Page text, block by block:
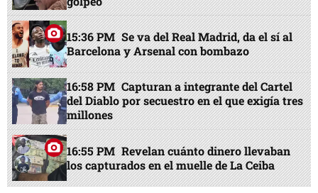
15:36 PM Se va del Real Madrid, da el sí al
Barcelona y Arsenal con bombazo
16:58 PM Capturan a integrante del Cartel
del Diablo por secuestro en el que exigía tres
millones
16:55 PM Revelan cuánto dinero llevaban
los capturados en el muelle de La Ceiba